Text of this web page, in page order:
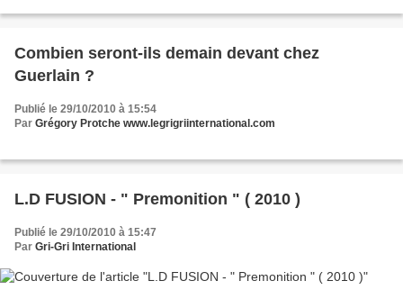
Combien seront-ils demain devant chez
Guerlain ?
Publié le 29/10/2010 à 15:54
Par Grégory Protche www.legrigriinternational.com
L.D FUSION - " Premonition " ( 2010 )
Publié le 29/10/2010 à 15:47
Par Gri-Gri International